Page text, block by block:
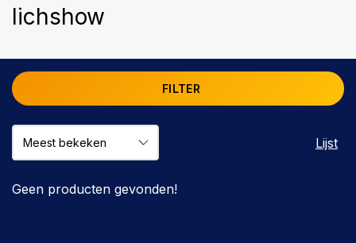
lichshow
FILTER
Lijst
Geen producten gevonden!